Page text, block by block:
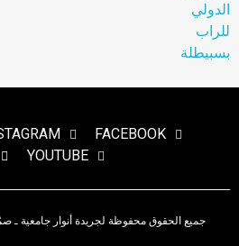
FACEBOOK
YOUTUBE
جميع الحقوق محفوظة لجريدة أنوار جامعية ـ